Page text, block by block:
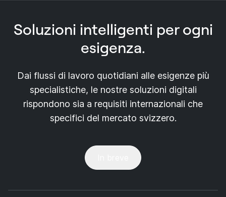
Soluzioni intelligenti per ogni
esigenza.
Dai flussi di lavoro quotidiani alle esigenze più
specialistiche, le nostre soluzioni digitali
rispondono sia a requisiti internazionali che
specifici del mercato svizzero.